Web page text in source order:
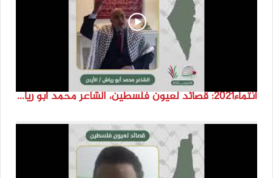
انتماء2021: قصائد لعيون فلسطين، الشاعر محمد ابو رياش، الاردن